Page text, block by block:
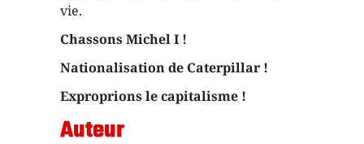
vie.
Chassons Michel I !
Nationalisation de Caterpillar !
Exproprions le capitalisme !
Auteur